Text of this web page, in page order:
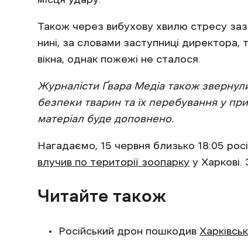
Також через вибухову хвилю стресу
нині, за словами заступниці директора,
вікна, однак пожежі не сталося.
Журналісти Ґвара Медіатакож
безпеки тварин та їх перебування у
матеріал буде доповнено.
Нагадаємо, 15 червня близько 18:05
влучив по території зоопарку у Харкові.
Читайте також
Російський дрон пошкодив